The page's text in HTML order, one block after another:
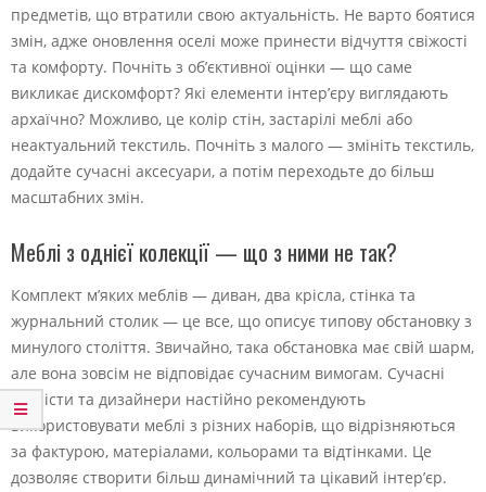
предметів, що втратили свою актуальність. Не варто боятися
змін, адже оновлення оселі може принести відчуття свіжості
та комфорту. Почніть з об’єктивної оцінки — що саме
викликає дискомфорт? Які елементи інтер’єру виглядають
архаїчно? Можливо, це колір стін, застарілі меблі або
неактуальний текстиль. Почніть з малого — змініть текстиль,
додайте сучасні аксесуари, а потім переходьте до більш
масштабних змін.
Меблі з однієї колекції — що з ними не так?
Комплект м’яких меблів — диван, два крісла, стінка та
журнальний столик — це все, що описує типову обстановку з
минулого століття. Звичайно, така обстановка має свій шарм,
але вона зовсім не відповідає сучасним вимогам. Сучасні
стилісти та дизайнери настійно рекомендують
використовувати меблі з різних наборів, що відрізняються
за фактурою, матеріалами, кольорами та відтінками. Це
дозволяє створити більш динамічний та цікавий інтер’єр.